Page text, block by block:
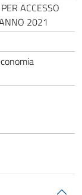
ACCESSO
2021